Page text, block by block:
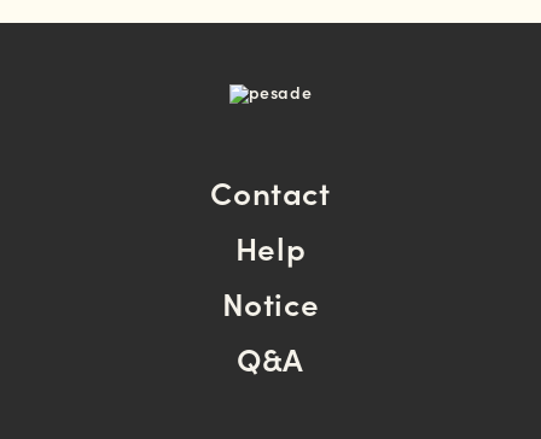
Contact
Help
Notice
Q&A